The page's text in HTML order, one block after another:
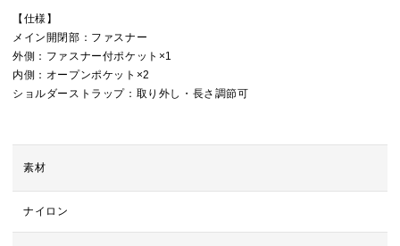
【仕様】
メイン開閉部：ファスナー
外側：ファスナー付ポケット×1
内側：オープンポケット×2
ショルダーストラップ：取り外し・長さ調節可
素材
ナイロン